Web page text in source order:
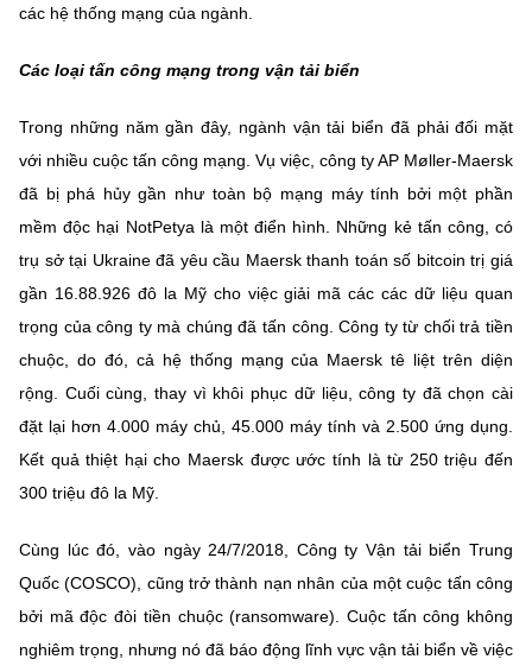
các hệ thống mạng của ngành.
Các loại tấn công mạng trong vận tải biển
Trong những năm gần đây, ngành vận tải biển đã phải đối mặt
với nhiều cuộc tấn công mạng. Vụ việc, công ty AP Møller-Maersk
đã bị phá hủy gần như toàn bộ mạng máy tính bởi một phần
mềm độc hại NotPetya là một điển hình. Những kẻ tấn công, có
trụ sở tại Ukraine đã yêu cầu Maersk thanh toán số bitcoin trị giá
gần 16.88.926 đô la Mỹ cho việc giải mã các các dữ liệu quan
trọng của công ty mà chúng đã tấn công. Công ty từ chối trả tiền
chuộc, do đó, cả hệ thống mạng của Maersk tê liệt trên diện
rộng. Cuối cùng, thay vì khôi phục dữ liệu, công ty đã chọn cài
đặt lại hơn 4.000 máy chủ, 45.000 máy tính và 2.500 ứng dụng.
Kết quả thiệt hại cho Maersk được ước tính là từ 250 triệu đến
300 triệu đô la Mỹ.
Cùng lúc đó, vào ngày 24/7/2018, Công ty Vận tải biển Trung
Quốc (COSCO), cũng trở thành nạn nhân của một cuộc tấn công
bởi mã độc đòi tiền chuộc (ransomware). Cuộc tấn công không
nghiêm trọng, nhưng nó đã báo động lĩnh vực vận tải biển về việc